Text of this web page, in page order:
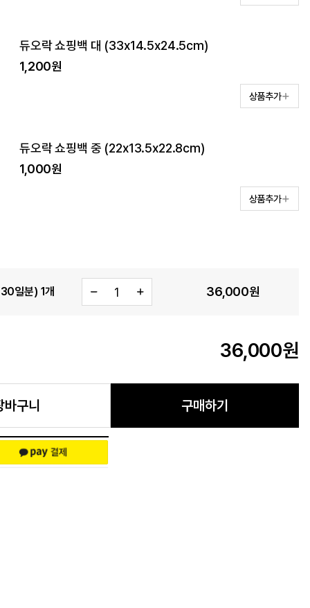
듀오락 쇼핑백 대 (33x14.5x24.5cm)
1,200원
상품추가
듀오락 쇼핑백 중 (22x13.5x22.8cm)
1,000원
상품추가
일분) 1개 36,000원
36,000원
바구니 구매하기